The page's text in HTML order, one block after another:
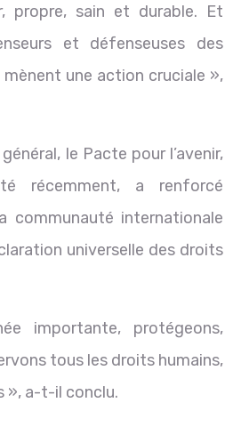
propre, sain et durable. Et
et défenseuses des
une action cruciale »,
le Pacte pour l’avenir,
récemment, a renforcé
communauté internationale
universelle des droits
importante, protégeons,
tous les droits humains,
», a-t-il conclu.